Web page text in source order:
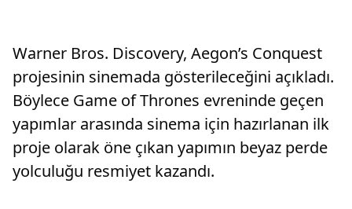
Warner Bros. Discovery, Aegon’s Conquest
projesinin sinemada gösterileceğini açıkladı.
Böylece Game of Thrones evreninde geçen
yapımlar arasında sinema için hazırlanan ilk
proje olarak öne çıkan yapımın beyaz perde
yolculuğu resmiyet kazandı.